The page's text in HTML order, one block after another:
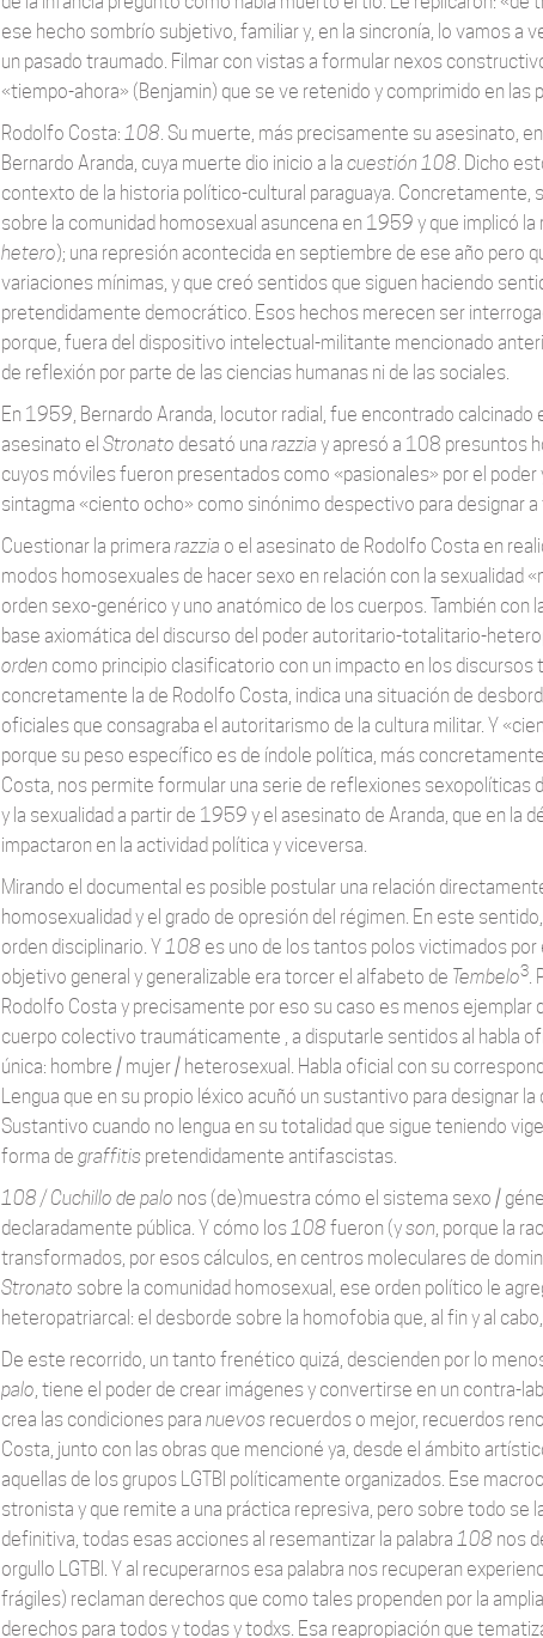
ese hecho sombrío subjetivo, familiar y, en la sincronía, lo vamos a
un pasado traumado. Filmar con vistas a formular nexos
«tiempo-ahora» (Benjamin) que se ve retenido y comprimido en
Rodolfo Costa: 108. Su muerte, más precisamente su asesinato,
Bernardo Aranda, cuya muerte dio inicio a la cuestión 108. Dicho
contexto de la historia político-cultural paraguaya. Concretamente,
sobre la comunidad homosexual asuncena en 1959 y que implicó
hetero); una represión acontecida en septiembre de ese año pero
variaciones mínimas, y que creó sentidos que siguen haciendo
pretendidamente democrático. Esos hechos merecen ser
porque, fuera del dispositivo intelectual-militante mencionado
de reflexión por parte de las ciencias humanas ni de las sociales.
En 1959, Bernardo Aranda, locutor radial, fue encontrado calcinado
asesinato el Stronato desató una razzia y apresó a 108 presuntos
cuyos móviles fueron presentados como «pasionales» por el
sintagma «ciento ocho» como sinónimo despectivo para designar
Cuestionar la primera razzia o el asesinato de Rodolfo Costa en
modos homosexuales de hacer sexo en relación con la sexualidad
orden sexo-genérico y uno anatómico de los cuerpos. También con
base axiomática del discurso del poder autoritario-totalitario-
orden como principio clasificatorio con un impacto en los discursos
concretamente la de Rodolfo Costa, indica una situación de
oficiales que consagraba el autoritarismo de la cultura militar. Y
porque su peso específico es de índole política, más
Costa, nos permite formular una serie de reflexiones sexopolíticas
y la sexualidad a partir de 1959 y el asesinato de Aranda, que en
impactaron en la actividad política y viceversa.
Mirando el documental es posible postular una relación
homosexualidad y el grado de opresión del régimen. En este sentido,
orden disciplinario. Y 108 es uno de los tantos polos victimados por
objetivo general y generalizable era torcer el alfabeto de Tembelo3.
Rodolfo Costa y precisamente por eso su caso es menos
cuerpo colectivo traumáticamente , a disputarle sentidos al habla
única: hombre / mujer / heterosexual. Habla oficial con su
Lengua que en su propio léxico acuñó un sustantivo para designar
Sustantivo cuando no lengua en su totalidad que sigue teniendo
forma de graffitispretendidamente antifascistas.
108 / Cuchillo de palo nos (de)muestra cómo el sistema sexo /
declaradamente pública. Y cómo los108 fueron (yson, porque la
transformados, por esos cálculos, en centros moleculares de
Stronato sobre la comunidad homosexual, ese orden político le
heteropatriarcal: el desborde sobre la homofobia que, al fin y al
De este recorrido, un tanto frenético quizá, descienden por lo
palo, tiene el poder de crear imágenes y convertirse en un contra-
crea las condiciones para nuevosrecuerdos o mejor, recuerdos
Costa, junto con las obras que mencioné ya, desde el ámbito
aquellas de los grupos LGTBI políticamente organizados. Ese
stronista y que remite a una práctica represiva, pero sobre todo se
definitiva, todas esas acciones al resemantizar la palabra 108 nos
orgullo LGTBI. Y al recuperarnos esa palabra nos recuperan
frágiles) reclaman derechos que como tales propenden por la
derechos para todos y todas y todxs. Esa reapropiación que